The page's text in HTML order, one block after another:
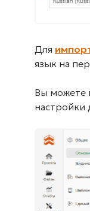
Для
язык на
Вы можете
настройки